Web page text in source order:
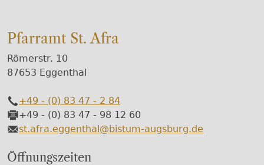
Pfarramt St. Afra
Römerstr. 10
87653 Eggenthal
Telefon
+49 - (0) 83 47 - 2 84
Fax
+49 - (0) 83 47 - 98 12 60
E-Mail
st.afra.eggenthal@bistum-augsburg.de
Öffnungszeiten